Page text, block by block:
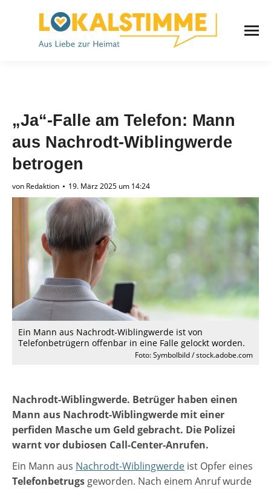
„Ja“-Falle am Telefon: Mann
aus Nachrodt-Wiblingwerde
betrogen
von Redaktion 19. März 2025 um 14:24
Ein Mann aus Nachrodt-Wiblingwerde ist von
Telefonbetrügern offenbar in eine Falle gelockt worden.
Foto: Symbolbild / stock.adobe.com
Nachrodt-Wiblingwerde. Betrüger haben einen
Mann aus Nachrodt-Wiblingwerde mit einer
perfiden Masche um Geld gebracht. Die Polizei
warnt vor dubiosen Call-Center-Anrufen.
Ein Mann aus Nachrodt-Wiblingwerde ist Opfer eines
Telefonbetrugs geworden. Nach einem Anruf wurde